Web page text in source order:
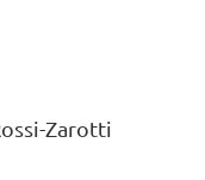
Zarotti